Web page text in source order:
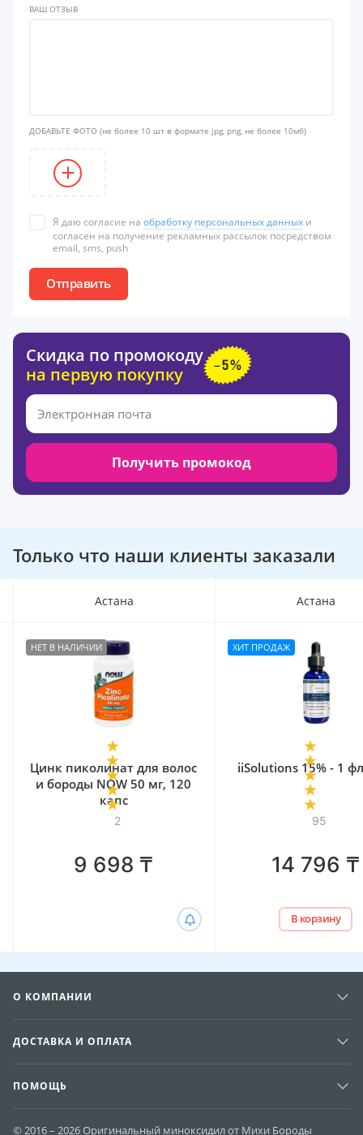
ВАШ ОТЗЫВ
ДОБАВЬТЕ ФОТО (не более 10 шт в формате jpg, png, не более 10мб)
Я даю согласие на обработку персональных данных и
согласен на получение рекламных рассылок посредством
email, sms, push
Отправить
Скидка по промокоду
на первую покупку
Получить промокод
Только что наши клиенты заказали
Астана
НЕТ В НАЛИЧИИ
2
Цинк пиколинат для волос
и бороды NOW 50 мг, 120
капс
9 698 ₸
Астана
ХИТ ПРОДАЖ
95
iiSolutions 15% - 1
14 796 ₸
В корзину
О КОМПАНИИ
ДОСТАВКА И ОПЛАТА
ПОМОЩЬ
© 2016 – 2026 Оригинальный миноксидил от Михи Бороды